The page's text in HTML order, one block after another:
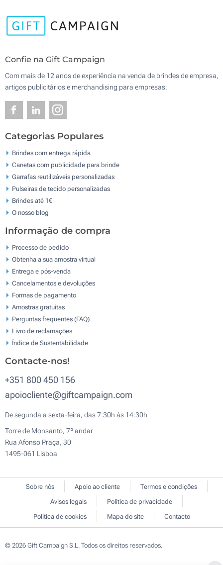
Confie na Gift Campaign
Com mais de 12 anos de experiência na venda de brindes de empresa,
artigos publicitários e merchandising para empresas.
Categorias Populares
Brindes com entrega rápida
Canetas com publicidade para brinde
Garrafas reutilizáveis personalizadas
Pulseiras de tecido personalizadas
Brindes até 1€
O nosso blog
Informação de compra
Processo de pedido
Obtenha a sua amostra virtual
Entrega e pós-venda
Cancelamentos e devoluções
Formas de pagamento
Amostras gratuitas
Perguntas frequentes (FAQ)
Livro de reclamaçōes
Índice de Sustentabilidade
Contacte-nos!
+351 800 450 156
apoiocliente@giftcampaign.com
De segunda a sexta-feira, das 7:30h às 14:30h
Torre de Monsanto, 7º andar
Rua Afonso Praça, 30
1495-061 Lisboa
Sobre nós Apoio ao cliente
Termos e condições
Avisos legais
Política de privacidade
Política de cookies
Mapa do site Contacto
© 2026 Gift Campaign S.L. Todos os direitos reservados.